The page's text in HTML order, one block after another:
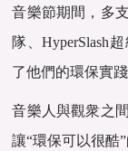
音樂節期間，多
隊、HyperSlash
了他們的環保實踐
音樂人與觀衆之
讓“環保可以很酷